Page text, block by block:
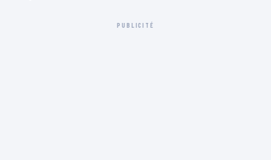
PUBLICITÉ